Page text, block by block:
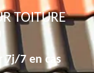
TOITURE
7j/7 en cas